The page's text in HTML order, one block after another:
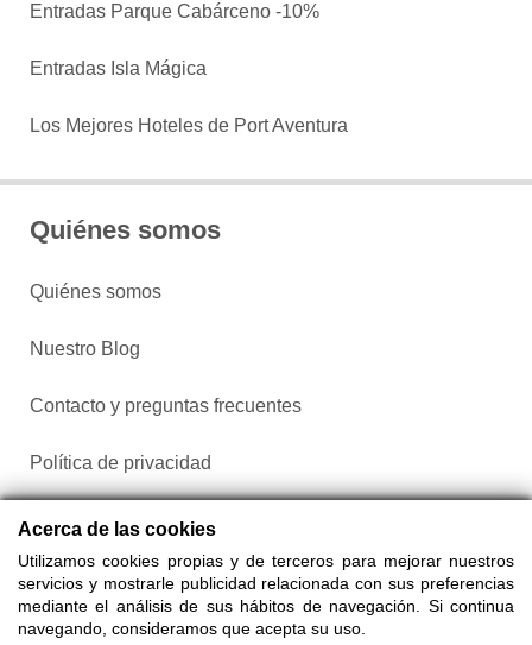
Entradas Parque Cabárceno -10%
Entradas Isla Mágica
Los Mejores Hoteles de Port Aventura
Quiénes somos
Quiénes somos
Nuestro Blog
Contacto y preguntas frecuentes
Política de privacidad
Configurar cookies
Acerca de las cookies
Utilizamos cookies propias y de terceros para mejorar nuestros
servicios y mostrarle publicidad relacionada con sus preferencias
mediante el análisis de sus hábitos de navegación. Si continua
navegando, consideramos que acepta su uso.